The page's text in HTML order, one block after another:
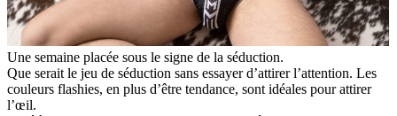
Une semaine placée sous le signe de la séduction.
Que serait le jeu de séduction sans essayer d’attirer l’attention. Les
couleurs flashies, en plus d’être tendance, sont idéales pour attirer
l’œil.